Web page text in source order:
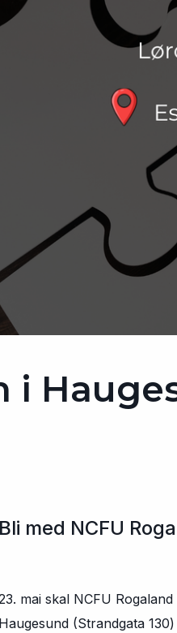
i
Bli med NCFU
mai skal NCFU
Haugesund (Strandgata